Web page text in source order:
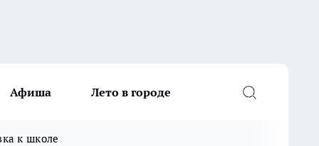
Афиша Лето в городе
к школе